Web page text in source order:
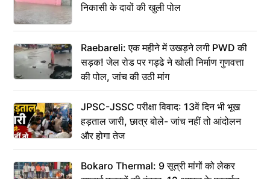
निकासी के दावों की खुली पोल
Raebareli: एक महीने में उखड़ने लगी PWD की
सड़क! जेल रोड पर गड्ढे ने खोली निर्माण गुणवत्ता
की पोल, जांच की उठी मांग
JPSC-JSSC परीक्षा विवाद: 13वें दिन भी भूख
हड़ताल जारी, छात्र बोले- जांच नहीं तो आंदोलन
और होगा तेज
Bokaro Thermal: 9 सूत्री मांगों को लेकर